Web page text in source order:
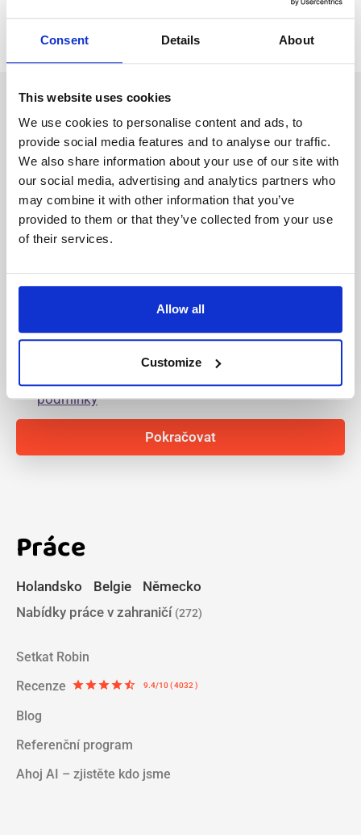
Consent Details About
This website uses cookies
We use cookies to personalise content and ads, to
provide social media features and to analyse our traffic.
We also share information about your use of our site with
our social media, advertising and analytics partners who
may combine it with other information that you’ve
provided to them or that they’ve collected from your use
of their services.
Allow all
Customize
Nic nenalezeno
Začněte s vytvořením vašeho profilu
Jméno
Příjmení
Email
Přečetl/a jsem a souhlasím spodmínkami ochrany
Přečetl/a jsem a souhlasím svšeobecné smluvní
podmínky
Práce
Holandsko Belgie
Německo
Nabídky práce v zahraničí (272)
Setkat Robin
Recenze starstarstarstarstar_half 9.4/10 ( 4032 )
Blog
Referenční program
Ahoj AI – zjistěte kdo jsme